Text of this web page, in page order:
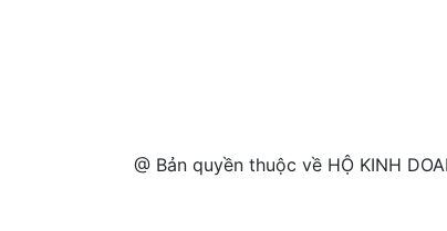
@ Bản quyền thuộc về HỘ KINH